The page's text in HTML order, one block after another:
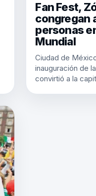
Fan Fest,
congregan
personas
Mundial
Ciudad de
inauguración de
convirtió a la